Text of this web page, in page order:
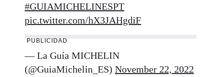
#GUIAMICHELINESPT
pic.twitter.com/hX3JAHgdiF
PUBLICIDAD
— La Guía MICHELIN
(@GuiaMichelin_ES) November 22, 2022